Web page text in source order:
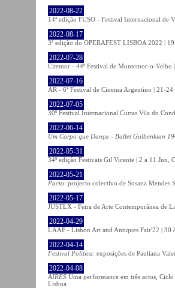
2022-08-22
14ª edição FUSO - Festival Internacional de
2022-08-17
3ª edição do OPERAFEST LISBOA 2022 |
2022-07-28
Citemor - 44º Festival de Montemor-o-
2022-07-16
AR - 6ª Festival de Cinema Argentino | 21-
2022-07-05
30º Festival Internacional Curtas Vila do
2022-06-14
Um Corpo que Dança - Ballet Gulbenkian
2022-05-31
34ª edição Festivais Gil Vicente | 2 a 11 Jun,
2022-05-21
Pacto: projecto colectivo de Susana
2022-05-17
JUSTLX - Feira de Arte Contemporânea de
2022-04-29
LAAF - Lisbon Art and Antiques Fair'22 | 30
2022-04-14
Festival Política: exposições de Pauliana
2022-04-08
AIRES Uma performance em três actos, Ciclo
Lisboa